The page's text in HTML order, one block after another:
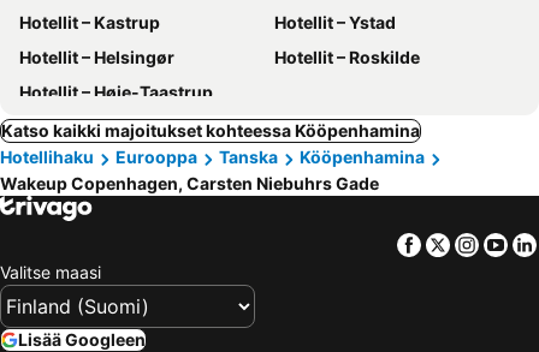
Hotellit – Kastrup
Hotellit – Ystad
Hotellit – Helsingør
Hotellit – Roskilde
Hotellit – Høje-Taastrup
Katso kaikki majoitukset kohteessa Kööpenhamina
Hotellihaku
Eurooppa Tanska
Kööpenhamina
Wakeup Copenhagen, Carsten Niebuhrs Gade
Facebook
Twitter
Valitse maasi
Lisää Googleen